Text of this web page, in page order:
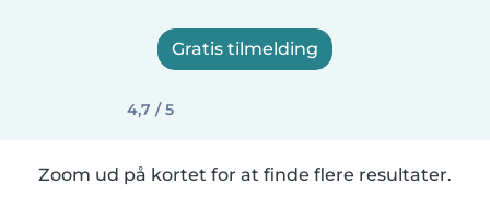
Gratis tilmelding
4,7 / 5
Zoom ud på kortet for at finde flere resultater.